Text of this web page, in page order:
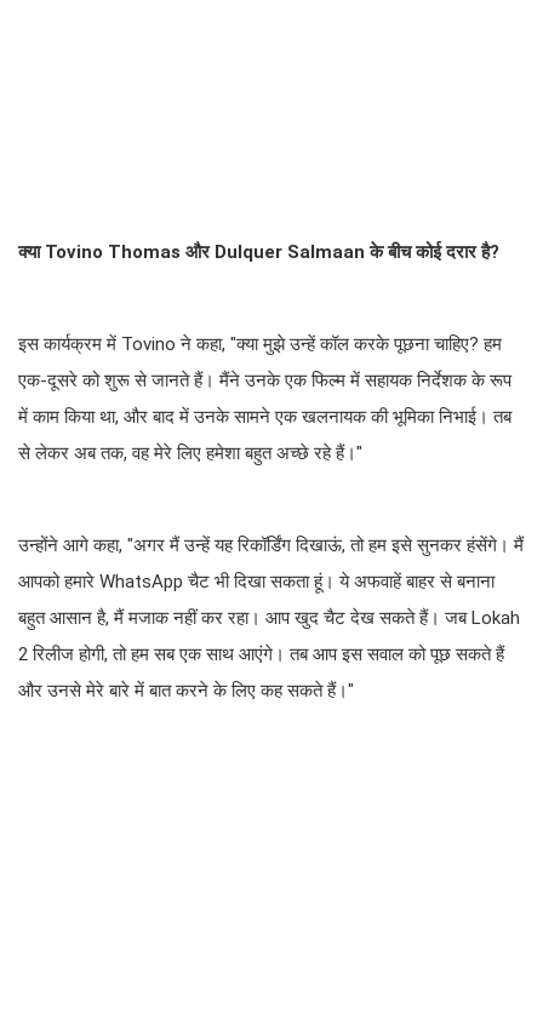
क्या Tovino Thomas और Dulquer Salmaan के बीच कोई दरार है?
इस कार्यक्रम में Tovino ने कहा, "क्या मुझे उन्हें कॉल करके पूछना चाहिए? हम
एक-दूसरे को शुरू से जानते हैं। मैंने उनके एक फिल्म में सहायक निर्देशक के रूप
में काम किया था, और बाद में उनके सामने एक खलनायक की भूमिका निभाई। तब
से लेकर अब तक, वह मेरे लिए हमेशा बहुत अच्छे रहे हैं।"
उन्होंने आगे कहा, "अगर मैं उन्हें यह रिकॉर्डिंग दिखाऊं, तो हम इसे सुनकर हंसेंगे। मैं
आपको हमारे WhatsApp चैट भी दिखा सकता हूं। ये अफवाहें बाहर से बनाना
बहुत आसान है, मैं मजाक नहीं कर रहा। आप खुद चैट देख सकते हैं। जब Lokah
2 रिलीज होगी, तो हम सब एक साथ आएंगे। तब आप इस सवाल को पूछ सकते हैं
और उनसे मेरे बारे में बात करने के लिए कह सकते हैं।"